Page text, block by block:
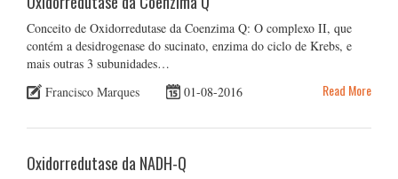
Conceito de Oxidorredutase da Coenzima Q: O complexo II, que
contém a desidrogenase do sucinato, enzima do ciclo de Krebs, e
mais outras 3 subunidades…
Francisco Marques
01-08-2016 Read More
Oxidorredutase da NADH-Q